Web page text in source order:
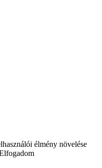
élmény növelése